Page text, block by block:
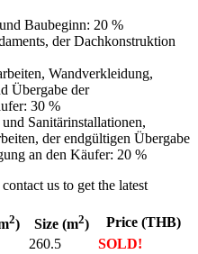
Baubeginn: 20 %
der Dachkonstruktion
Wandverkleidung,
Übergabe der
30 %
Sanitärinstallationen,
der endgültigen Übergabe
an den Käufer: 20 %
us to get the latest
2) Size (m2)
Price (THB)
260.5
SOLD!